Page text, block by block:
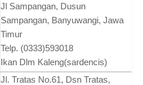
Jl Sampangan, Dusun
Sampangan, Banyuwangi, Jawa
Timur
Telp. (0333)593018
Ikan Dlm Kaleng(sardencis)
Jl. Tratas No.61, Dsn Tratas,